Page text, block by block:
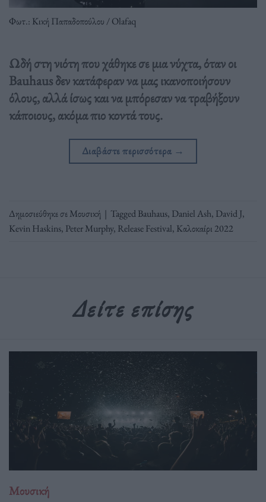
Φωτ.: Κική Παπαδοπούλου / Olafaq
Ωδή στη νιότη που χάθηκε σε μια νύχτα, όταν οι
Bauhaus δεν κατάφεραν να μας ικανοποιήσουν
όλους, αλλά ίσως και να μπόρεσαν να τραβήξουν
κάποιους, ακόμα πιο κοντά τους.
Διαβάστε περισσότερα →
Δημοσιεύθηκε σεΜουσική | TaggedBauhaus, Daniel Ash, David J,
Kevin Haskins, Peter Murphy, Release Festival, Καλοκαίρι 2022
Δείτε επίσης
Μουσική